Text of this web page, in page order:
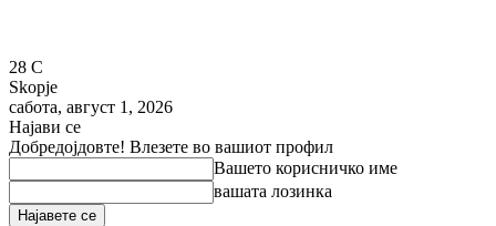
28 C
Skopje
сабота, август 1, 2026
Најави се
Добредојдовте! Влезете во вашиот профил
Вашето корисничко име
вашата лозинка